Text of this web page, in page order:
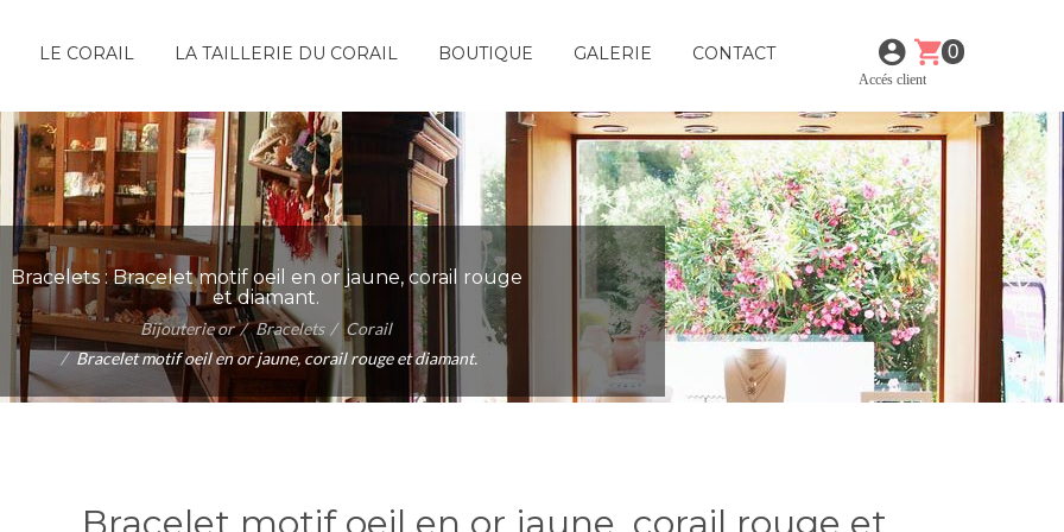
LE CORAIL LA TAILLERIE DU CORAIL BOUTIQUE GALERIE CONTACT 0
Accés client
Bracelets :Bracelet motif oeil en or jaune, corail rouge
et diamant.
Bijouterie or Bracelets
Corail
Bracelet motif oeil en or jaune, corail rouge et diamant.